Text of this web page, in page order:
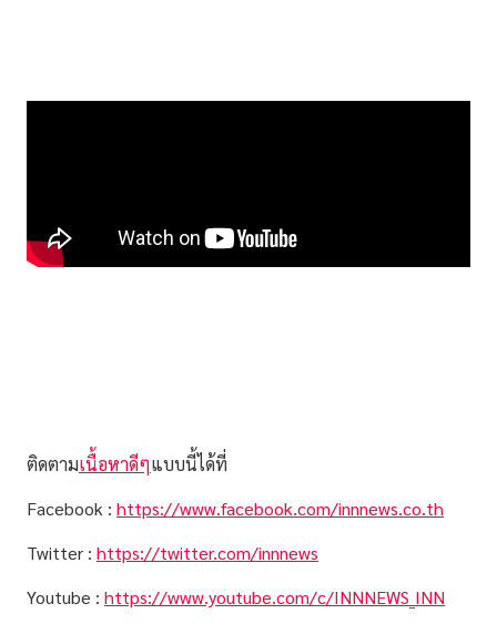
ติดตามเนื้อหาดีๆแบบนี้ได้ที่
Facebook : https://www.facebook.com/innnews.co.th
Twitter : https://twitter.com/innnews
Youtube : https://www.youtube.com/c/INNNEWS_INN